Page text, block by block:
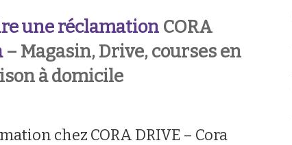
une réclamation CORA
– Magasin, Drive, courses en
à domicile
chez CORA DRIVE – Cora